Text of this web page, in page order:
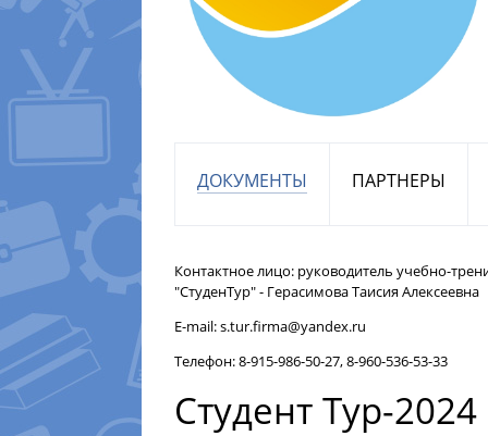
ДОКУМЕНТЫ ПАРТНЕРЫ
Контактное лицо: руководитель учебно-
"СтуденТур" - Герасимова Таисия Алексеевна
E-mail: s.tur.firma@yandex.ru
Телефон:8-915-986-50-27,8-960-536-53-33
Студент Тур-2024